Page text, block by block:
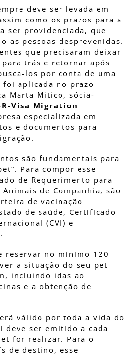
deve ser levada em
como os prazos para a
ser providenciada, que
as pessoas desprevenidas.
que precisaram deixar
trás e retornar após
los por conta de uma
foi aplicada no prazo
Marta Mitico, sócia-
Visa Migration
especializada em
e documentos para
são fundamentais para
Para compor esse
de Requerimento para
Animais de Companhia, são
de vacinação
de saúde, Certificado
(CVI) e
reservar no mínimo 120
a situação do seu pet
incluindo idas ao
e a obtenção de
válido por toda a vida do
deve ser emitido a cada
for realizar. Para o
de destino, esse